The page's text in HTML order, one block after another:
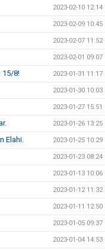
2023-02-10 12:14
2023-02-09 10:45
2023-02-07 11:52
2023-02-01 09:07
15/8! 2023-01-31 11:17
2023-01-30 10:03
2023-01-27 15:51
2023-01-26 13:25
Elahi. 2023-01-25 10:29
2023-01-23 08:24
2023-01-13 10:06
2023-01-12 11:32
2023-01-11 12:50
2023-01-05 09:37
2023-01-04 14:53